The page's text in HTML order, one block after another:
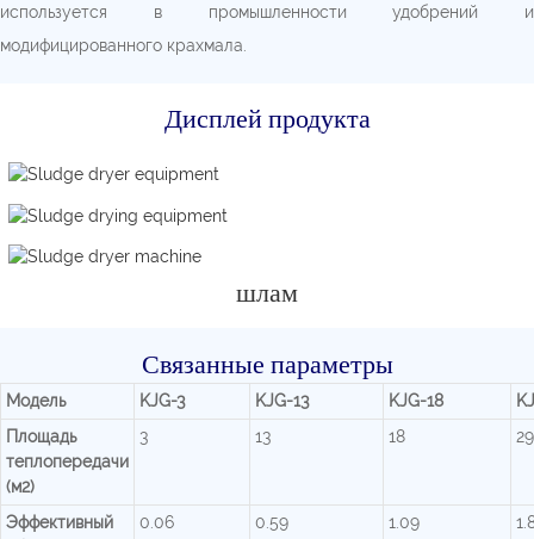
используется в промышленности удобрений и
модифицированного крахмала.
Дисплей продукта
шлам
Связанные параметры
Модель KJG-3 KJG-13 KJG-18
Площадь
теплопередачи
(м2)
3 13 18 29
Эффективный
0.06 0.59 1.09